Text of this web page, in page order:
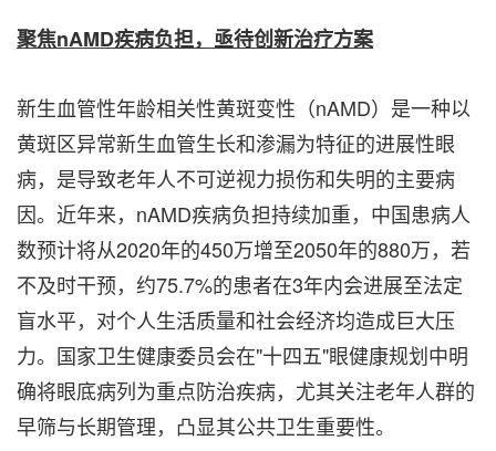
聚焦nAMD疾病负担，亟待创新治疗方案
新生血管性年龄相关性黄斑变性（nAMD）是一种以
黄斑区异常新生血管生长和渗漏为特征的进展性眼
病，是导致老年人不可逆视力损伤和失明的主要病
因。近年来，nAMD疾病负担持续加重，中国患病人
数预计将从2020年的450万增至2050年的880万，若
不及时干预，约75.7%的患者在3年内会进展至法定
盲水平，对个人生活质量和社会经济均造成巨大压
力。国家卫生健康委员会在"十四五"眼健康规划中明
确将眼底病列为重点防治疾病，尤其关注老年人群的
早筛与长期管理，凸显其公共卫生重要性。